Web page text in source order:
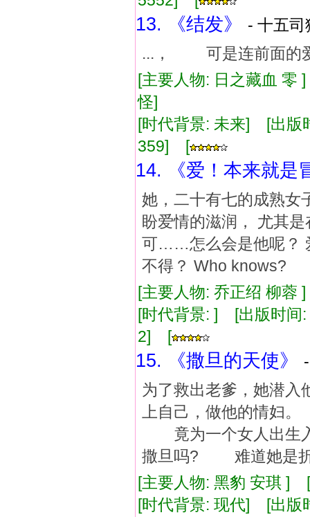
13. 《结发》
- 十五
...， 可是连前面的
[主要人物: 日之藏血
怪]
[时代背景: 未来] [出
359] [
14. 《爱！本来就是
她，二十有七的成熟女
盼爱情的滋润， 尤其
可……怎么会是他呢？
不得？ Who knows?
[主要人物: 乔正绍 柳
[时代背景: ] [出版时
2] [
15. 《撒旦的天使》
为了救出老爹，她潜
上自己，做他的情
竟为一个女人出生
撒旦吗? 难道她是折
[主要人物: 黑豹 安琪
[时代背景: 现代] [出